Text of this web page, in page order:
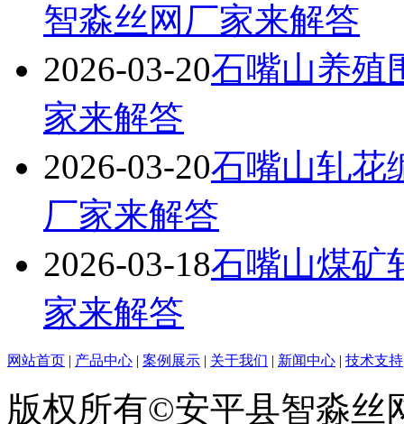
智淼丝网厂家来解答
2026-03-20石嘴山养殖
家来解答
2026-03-20石嘴山轧花
厂家来解答
2026-03-18石嘴山煤矿
家来解答
网站首页 | 产品中心 | 案例展示 | 关于我们 | 新闻中心 | 技术支持
版权所有©安平县智淼丝